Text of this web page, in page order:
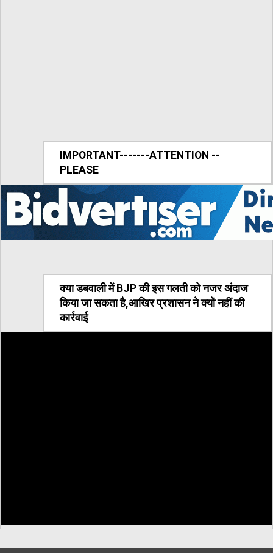
IMPORTANT-------ATTENTION --
PLEASE
क्या डबवाली में BJP की इस गलती को नजर अंदाज
किया जा सकता है,आखिर प्रशासन ने क्यों नहीं की
कार्रवाई